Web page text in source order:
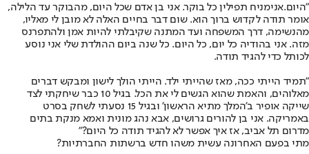
"היום.אנימניח תפילין כל בוקר. אני בן אדם שכל היום, מהבוקר עד הלילה,
אומר תודה לקדוש ברוך הוא. שום דבר בחיים האלה לא מובן לי מאליו,
מהנשימה, דרך המשפחה ועד המתנה שקיבלתי להיות אמן ולהתפרנס
מזה. אני בהודיה כל יום, כל היום. כל שנה ביום ההולדת שלי אני נוסע
לכותל כדי להגיד תודה.
"תמיד הייתי ככה, מאז שהייתי ילד. הייתי הולך לישון ומבקש דברים
מאלוהים, והאמת שהוא הגשים לי את הכל. בגיל 10 כבר שיחקתי לצד
שייקה אופיר ב'המלך מתיא הראשון' ובגיל 15 נסעתי לשחק בסרט
באמריקה. אני בן להורים גרושים, אבא נהג מונית ואמא מנקת בתים
מדרום תל אביב, אז איך אפשר לא להגיד תודה כל היום?"
מתי בפעם האחרונה עשית משהו חדש ברשתות החברתיות?